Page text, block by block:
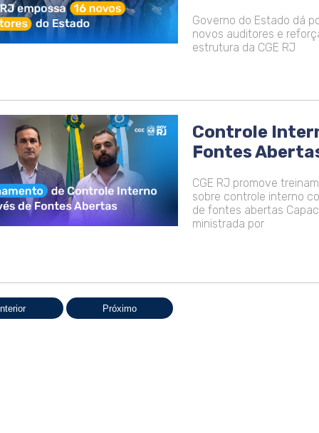
Governo do Estado dá
novos auditores e
estrutura da CGE RJ
Controle
Fontes
CGE RJ promove
sobre controle interno
de fontes abertas
ministrada por
Próximo